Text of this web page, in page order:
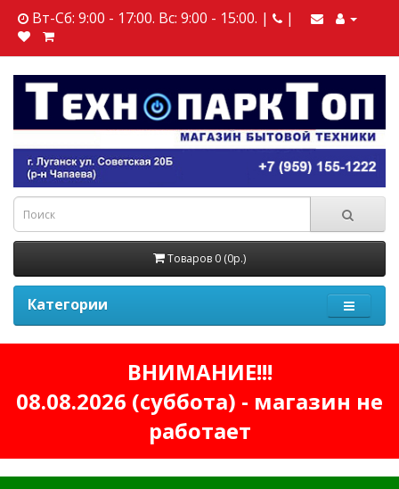
Вт-Сб: 9:00 - 17:00. Вс: 9:00 - 15:00. | |
Товаров 0 (0р.)
Категории
ВНИМАНИЕ!!!
08.08.2026 (суббота) - магазин не
работает